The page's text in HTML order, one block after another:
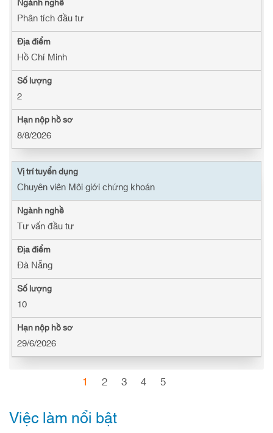
Phân tích đầu tư
Hồ Chí Minh
2
8/8/2026
Chuyên viên Môi giới chứng khoán
Tư vấn đầu tư
Đà Nẵng
10
29/6/2026
1 2 3 4 5
Việc làm nổi bật